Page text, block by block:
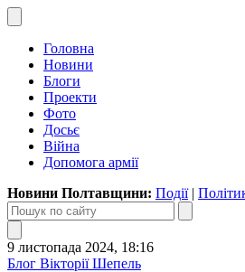
Головна
Новини
Блоги
Проекти
Фото
Досьє
Війна
Допомога армії
Новини Полтавщини: Події|
9 листопада 2024, 18:16
Блог Вікторії Шепель